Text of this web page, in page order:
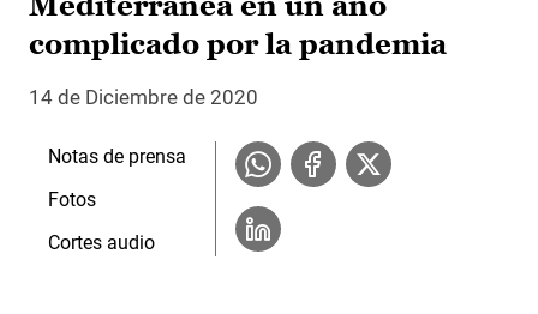
complicado por la pandemia
14 de Diciembre de 2020
Notas de prensa
Fotos
Cortes audio